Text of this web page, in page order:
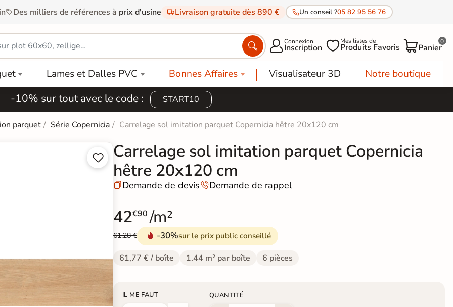
Des milliers de références à prix d'usine Livraison gratuite dès 890 € Un conseil ?05 82 95 56 76
 Connexion
Inscription Mes listes de
Produits Favoris Panier
0
Lames et Dalles PVC Bonnes Affaires Visualisateur 3D Notre boutique
-10% sur tout avec le code : START10
parquet Série Copernicia Carrelage sol imitation parquet Copernicia hêtre 20x120 cm


Carrelage sol imitation parquet Copernicia
hêtre 20x120 cm
Demande de devisDemande de rappel
42€90 /m²
61,28 € -30%sur le prix public conseillé
61,77 € / boîte 1.44 m² par boîte 6 pièces
IL ME FAUT QUANTITÉ